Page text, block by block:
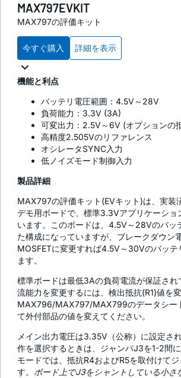
MAX797EVKIT
MAX797の評価キット
今すぐ購入 詳細を表示
機能と利点
バッテリ電圧範囲：4.5V～28V
負荷能力：3.3V (3A)
可変出力：2.5V～6V (オプションの
高精度2.505Vのリファレンス
オシレータSYNC入力
低ノイズモード制御入力
製品詳細
MAX797の評価キット(EVキット)は、実装
デモ用ボードで、標準3.3Vアプリケーショ
います。このボードは、4.5V～28Vのバッ
た構成になっていますが、ブレークダウン
MOSFETに変更すれば4.5V～30Vのバッテ
ます。
標準ボードは最低3Aの負荷電流が保証され
流能力を変更するには、検出抵抗(R1)値を変
MAX796/MAX797/MAX799のデータシー
て外付部品の値を変えてください。
メイン出力電圧は3.35V（公称）に設定さ
作を選択するときは、ジャンパJ3を1-2間
モードでは、抵抗R4およびR5を取付けて
す。 ボード上でJ3をシャントしている小さ